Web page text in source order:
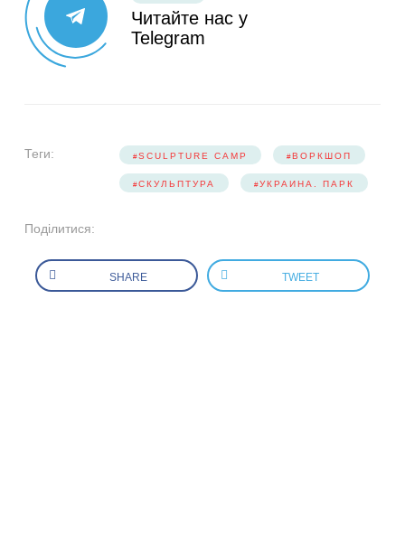
Читайте нас у
Telegram
Теги: SCULPTURE CAMP ВОРКШОП
СКУЛЬПТУРА УКРАИНА. ПАРК
Поділитися:
SHARE TWEET